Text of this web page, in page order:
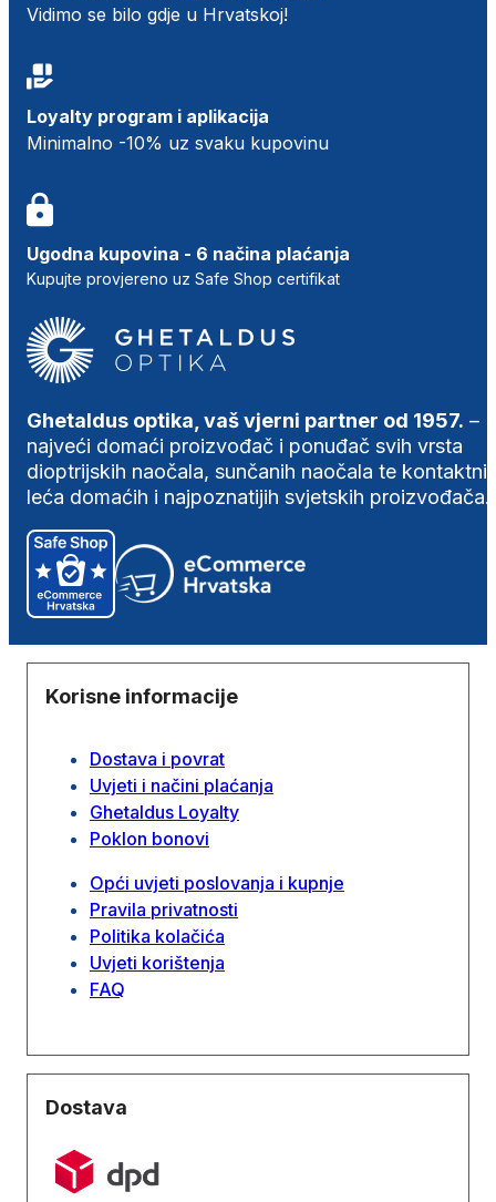
Vidimo se bilo gdje u Hrvatskoj!
Loyalty program i aplikacija
Minimalno -10% uz svaku kupovinu
Ugodna kupovina - 6 načina plaćanja
Kupujte provjereno uz Safe Shop certifikat
Ghetaldus optika, vaš vjerni partner od 1957. –
najveći domaći proizvođač i ponuđač svih vrsta
dioptrijskih naočala, sunčanih naočala te
leća domaćih i najpoznatijih svjetskih proizvođača.
Korisne informacije
Dostava i povrat
Uvjeti i načini plaćanja
Ghetaldus Loyalty
Poklon bonovi
Opći uvjeti poslovanja i kupnje
Pravila privatnosti
Politika kolačića
Uvjeti korištenja
FAQ
Dostava